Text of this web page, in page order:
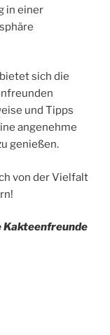
in einer
bietetsich die
und Tipps
angenehme
genießen.
von der Vielfalt
Kakteenfreunde